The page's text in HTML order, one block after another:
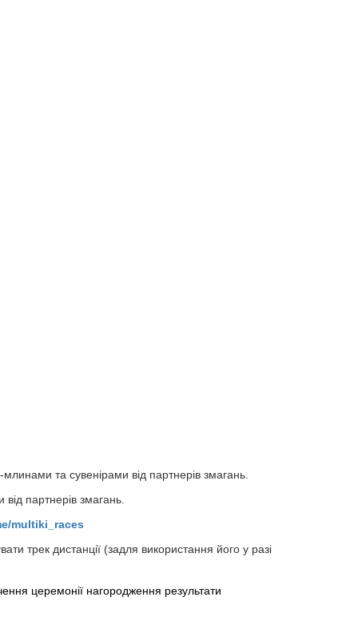
та сувенірами від партнерів змагань.
партнерів змагань.
multiki_races
трек дистанції (задля використання його у разі
церемонії нагородження результати